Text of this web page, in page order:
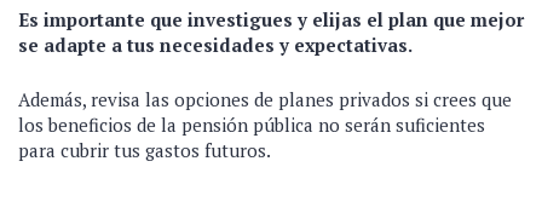
Es importante que investigues y elijas el plan que mejor
se adapte a tus necesidades y expectativas.
Además, revisa las opciones de planes privados si crees que
los beneficios de la pensión pública no serán suficientes
para cubrir tus gastos futuros.